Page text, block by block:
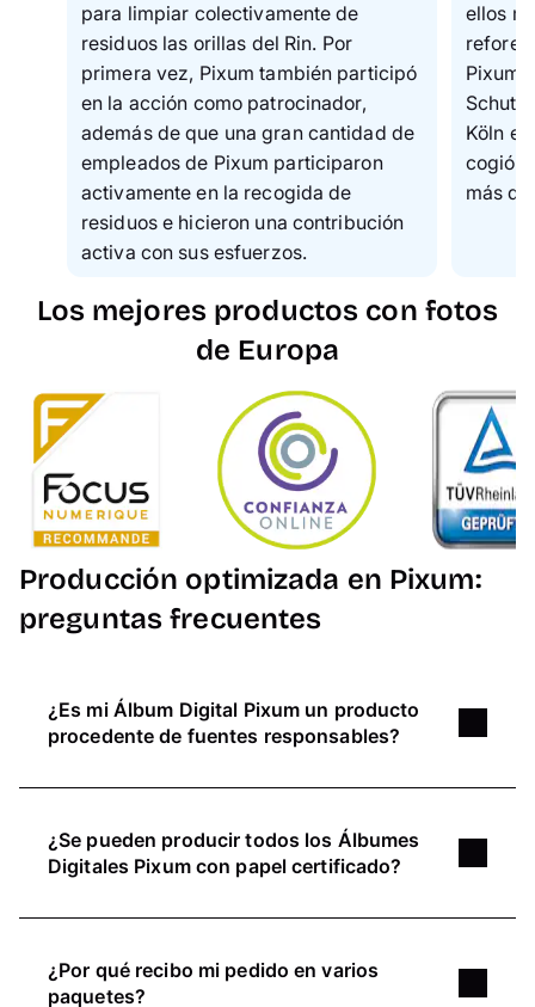
para limpiar colectivamente de
residuos las orillas del Rin. Por
primera vez, Pixum también participó
en la acción como patrocinador,
además de que una gran cantidad de
empleados de Pixum participaron
activamente en la recogida de
residuos e hicieron una contribución
activa con sus esfuerzos.
ellos
Pixum
Köln
cogió
más
Los mejores productos con fotos
de Europa
Producción optimizada en Pixum:
preguntas frecuentes
¿Es mi Álbum Digital Pixum un producto
procedente de fuentes responsables?
Tu Álbum digital Pixum es de muy alta calidad y
puede aportarte emociones toda la vida. Y sí,
todos los Álbumes Digitales Pixum cuentan con
la certificación FSC®.
más las emisiones de CO2e, tanto en la
producción como en la oficina, y para evitarlas
¿Se pueden producir todos los Álbumes
Digitales Pixum con papel certificado?
La diversidad de nuestros clientes se refleja en
Pixum. Por ello, damos a nuestros clientes la
¿Por qué recibo mi pedido en varios
paquetes?